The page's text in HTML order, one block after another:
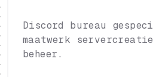
Discord bureau
maatwerk
beheer.